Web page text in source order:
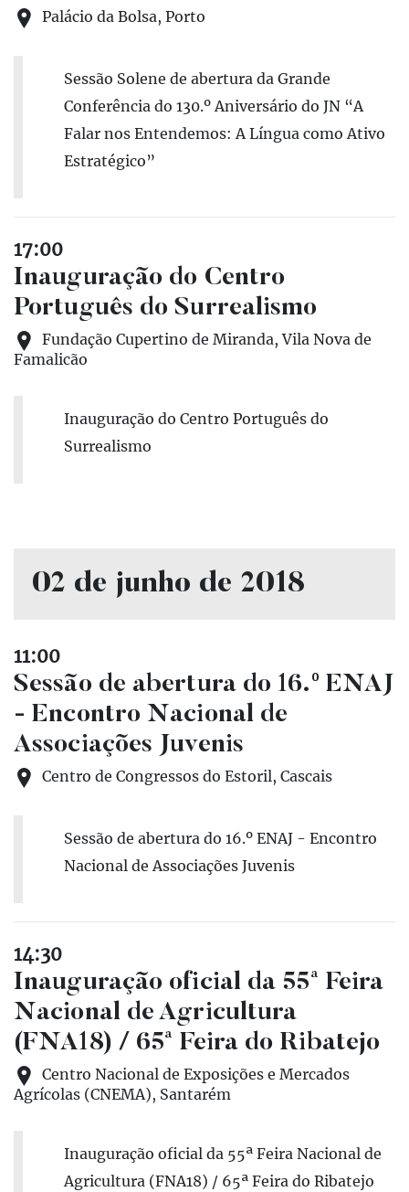
Palácio da Bolsa, Porto
Sessão Solene de abertura da Grande
Conferência do 130.º Aniversário do JN “A
Falar nos Entendemos: A Língua como Ativo
Estratégico”
17:00
Inauguração do Centro
Português do Surrealismo
Fundação Cupertino de Miranda, Vila Nova de
Famalicão
Inauguração do Centro Português do
Surrealismo
02 de junho de 2018
11:00
Sessão de abertura do 16.º ENAJ
- Encontro Nacional de
Associações Juvenis
Centro de Congressos do Estoril, Cascais
Sessão de abertura do 16.º ENAJ - Encontro
Nacional de Associações Juvenis
14:30
Inauguração oficial da 55ª Feira
Nacional de Agricultura
(FNA18) / 65ª Feira do Ribatejo
Centro Nacional de Exposições e Mercados
Agrícolas (CNEMA), Santarém
Inauguração oficial da 55ª Feira Nacional de
Agricultura (FNA18) / 65ª Feira do Ribatejo